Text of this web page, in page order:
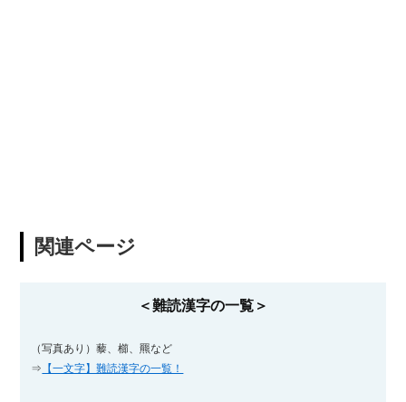
関連ページ
＜難読漢字の一覧＞
（写真あり）藜、櫛、羆など
⇒
【一文字】難読漢字の一覧！